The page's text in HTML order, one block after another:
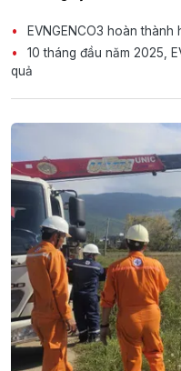
EVNGENCO3 hoàn
10 tháng đầu năm 2025,
quả